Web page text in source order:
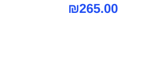
₪265.00